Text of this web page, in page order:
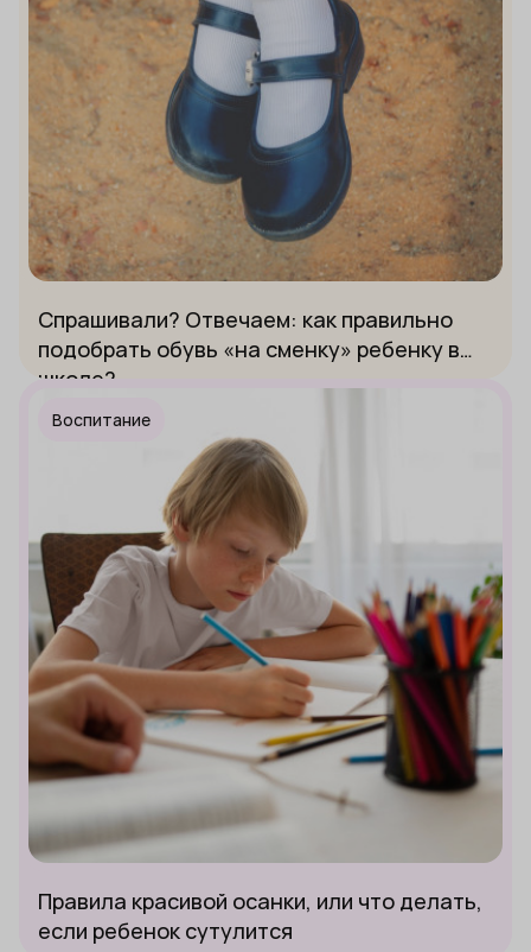
Спрашивали? Отвечаем: как правильно
подобрать обувь «на сменку» ребенку в
школе?
Воспитание
Правила красивой осанки, или что делать,
если ребенок сутулится